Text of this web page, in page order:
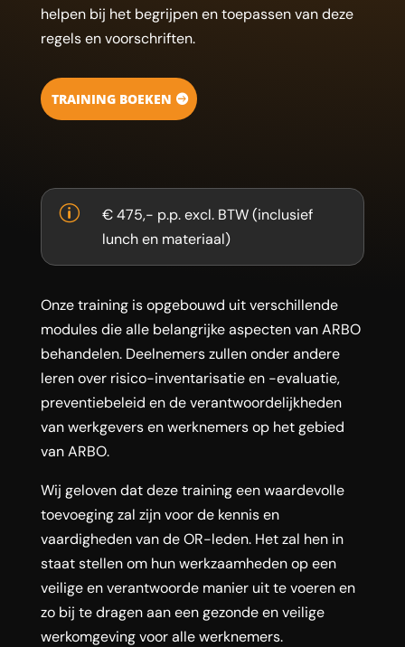
helpen bij het begrijpen en toepassen van deze
regels en voorschriften.
TRAINING BOEKEN
p
€ 475,- p.p. excl. BTW (inclusief
lunch en materiaal)
Onze training is opgebouwd uit verschillende
modules die alle belangrijke aspecten van ARBO
behandelen. Deelnemers zullen onder andere
leren over risico-inventarisatie en -evaluatie,
preventiebeleid en de verantwoordelijkheden
van werkgevers en werknemers op het gebied
van ARBO.
Wij geloven dat deze training een waardevolle
toevoeging zal zijn voor de kennis en
vaardigheden van de OR-leden. Het zal hen in
staat stellen om hun werkzaamheden op een
veilige en verantwoorde manier uit te voeren en
zo bij te dragen aan een gezonde en veilige
werkomgeving voor alle werknemers.